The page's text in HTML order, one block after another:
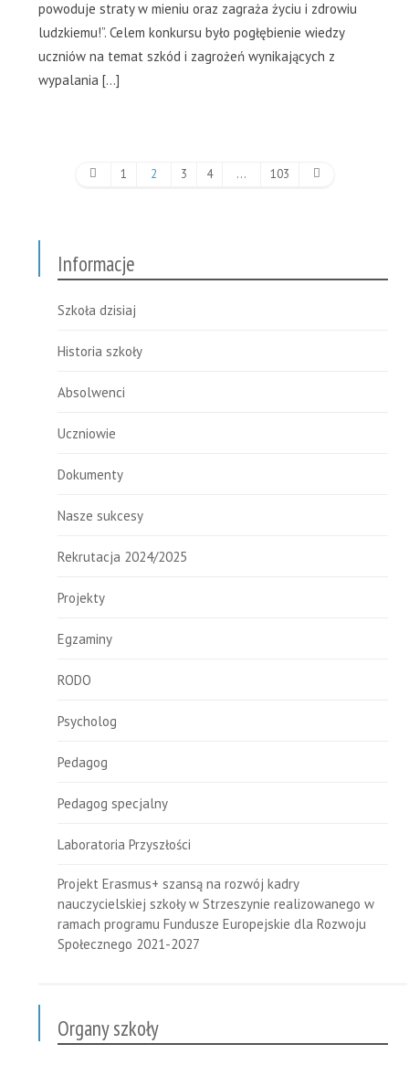
powoduje straty w mieniu oraz zagraża życiu i zdrowiu
ludzkiemu!”. Celem konkursu było pogłębienie wiedzy
uczniów na temat szkód i zagrożeń wynikających z
wypalania […]
1 2 3 4 … 103
Informacje
Szkoła dzisiaj
Historia szkoły
Absolwenci
Uczniowie
Dokumenty
Nasze sukcesy
Rekrutacja 2024/2025
Projekty
Egzaminy
RODO
Psycholog
Pedagog
Pedagog specjalny
Laboratoria Przyszłości
Projekt Erasmus+ szansą na rozwój kadry
nauczycielskiej szkoły w Strzeszynie realizowanego w
ramach programu Fundusze Europejskie dla Rozwoju
Społecznego 2021-2027
Organy szkoły